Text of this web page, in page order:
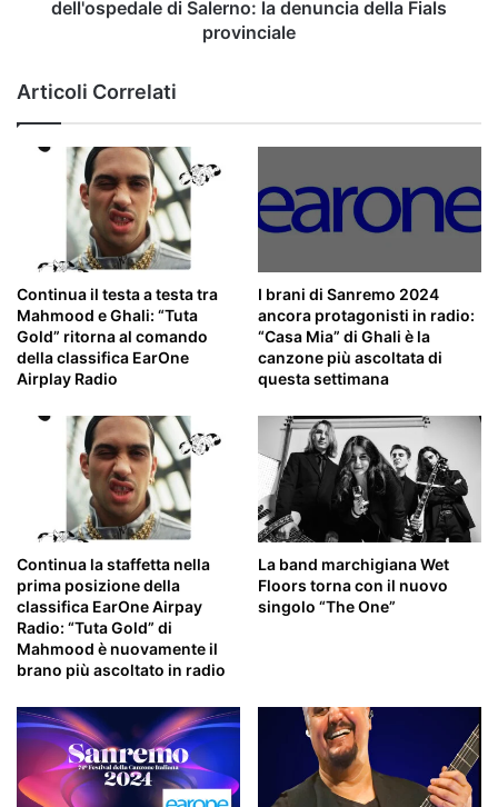
dell'ospedale di Salerno: la denuncia della Fials
provinciale
Articoli Correlati
Continua il testa a testa tra
Mahmood e Ghali: “Tuta
Gold” ritorna al comando
della classifica EarOne
Airplay Radio
I brani di Sanremo 2024
ancora protagonisti in radio:
“Casa Mia” di Ghali è la
canzone più ascoltata di
questa settimana
Continua la staffetta nella
prima posizione della
classifica EarOne Airpay
Radio: “Tuta Gold” di
Mahmood è nuovamente il
brano più ascoltato in radio
La band marchigiana Wet
Floors torna con il nuovo
singolo “The One”